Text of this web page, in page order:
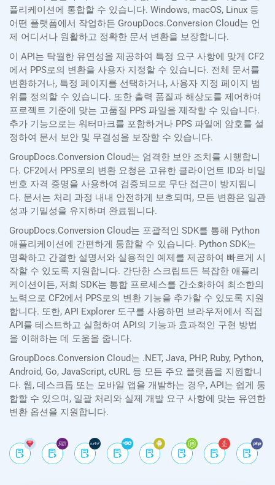
플리케이션에 통합할 수 있습니다. Windows, macOS, Linux 등
어떤 플랫폼에서 작업하든 GroupDocs.Conversion Cloud는 언
제 어디서나 원활하고 정확한 문서 변환을 보장합니다.
이 API는 탁월한 유연성을 제공하여 특정 요구 사항에 맞게 CF2
에서 PPS로의 변환을 사용자 지정할 수 있습니다. 전체 문서를
변환하거나, 특정 페이지를 선택하거나, 사용자 지정 페이지 범
위를 정의할 수 있습니다. 또한 출력 품질과 해상도를 제어하여
프로젝트 기준에 맞는 고품질 PPS 파일을 제작할 수 있습니다.
추가 기능으로는 워터마크를 포함하거나 PPS 파일에 암호를 설
정하여 문서 보안 및 무결성을 보장할 수 있습니다.
GroupDocs.Conversion Cloud는 엄격한 보안 조치를 시행합니
다. CF2에서 PPS로의 변환 요청은 고유한 클라이언트 ID와 비밀
번호 자격 증명을 사용하여 검증되므로 무단 접근이 방지됩니
다. 문서는 처리 과정 내내 안전하게 보호되며, 모든 변환은 일관
성과 기밀성을 유지하며 완료됩니다.
GroupDocs.Conversion Cloud는 포괄적인 SDK를 통해 Python
애플리케이션에 간편하게 통합할 수 있습니다. Python SDK는
명확하고 간결한 설명서와 실용적인 예제를 제공하여 빠르게 시
작할 수 있도록 지원합니다. 간단한 스크립트든 복잡한 애플리
케이션이든, 저희 SDK는 통합 프로세스를 간소화하여 최소한의
노력으로 CF2에서 PPS로의 변환 기능을 추가할 수 있도록 지원
합니다. 또한, API Explorer 도구를 사용하면 브라우저에서 직접
API를 테스트하고 실험하여 API의 기능과 효과적인 구현 방법
을 이해하는 데 도움을 줍니다.
GroupDocs.Conversion Cloud는 .NET, Java, PHP, Ruby, Python,
Android, Go, JavaScript, cURL 등 모든 주요 플랫폼을 지원합니
다. 웹, 데스크톱 또는 모바일 앱을 개발하는 경우, API는 쉽게 통
합할 수 있으며, 일괄 처리와 실제 개발 요구 사항에 맞는 유연한
변환 옵션을 지원합니다.